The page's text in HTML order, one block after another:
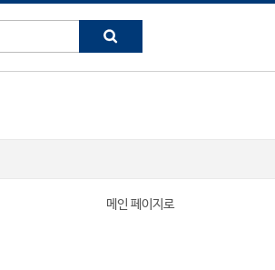
메인 페이지로